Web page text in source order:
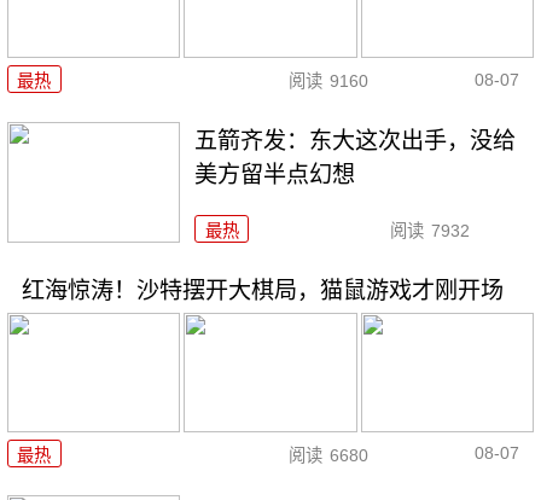
最热 阅读 9160 08-07
五箭齐发：东大这次出手，没给
美方留半点幻想
最热 阅读 7932
红海惊涛！沙特摆开大棋局，猫鼠游戏才刚开场
最热 阅读 6680 08-07